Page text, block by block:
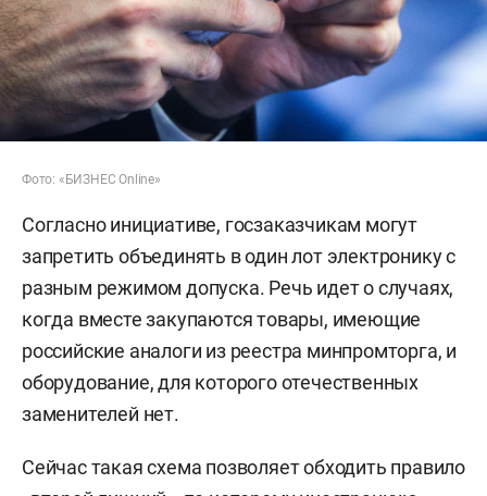
Фото: «БИЗНЕС Online»
Согласно инициативе, госзаказчикам могут
запретить объединять в один лот электронику с
разным режимом допуска. Речь идет о случаях,
когда вместе закупаются товары, имеющие
российские аналоги из реестра минпромторга, и
оборудование, для которого отечественных
заменителей нет.
Сейчас такая схема позволяет обходить правило